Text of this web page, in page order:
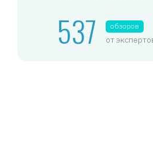
537 обзоров
от